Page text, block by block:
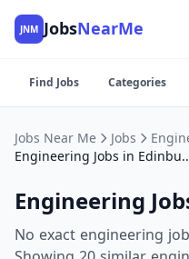
JNM JobsNearMe
Find Jobs Categories
Jobs Near Me Jobs
Engineering
Engineering
No exact engineering